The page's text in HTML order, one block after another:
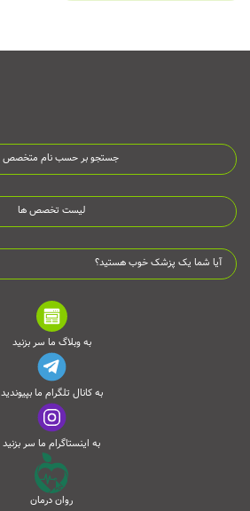
جستجو بر حسب نام متخصص
لیست تخصص ها
آیا شما یک پزشک خوب هستید؟
به وبلاگ ما سر بزنید
به کانال تلگرام ما بپیوندید
به اینستاگرام ما سر بزنید
روان درمان